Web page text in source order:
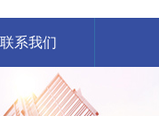
联系我们